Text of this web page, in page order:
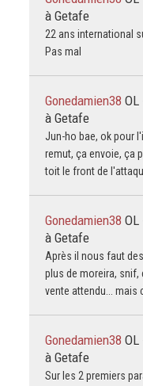
à Getafe
22 ans international
Pas mal
Gonedamien38 OL
à Getafe
Jun-ho bae, ok pour
remut, ça envoie, ça
toit le front de
Gonedamien38 OL
à Getafe
Après il nous faut
plus de moreira, snif,
vente attendu... mais
Gonedamien38 OL
à Getafe
Sur les 2 premiers